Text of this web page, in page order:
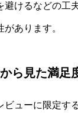
避けるなどの工
あります。
ら見た満足
ビューに限定す